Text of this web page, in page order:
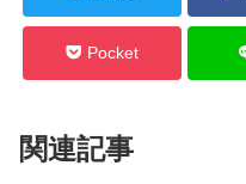
Pocket
関連記事